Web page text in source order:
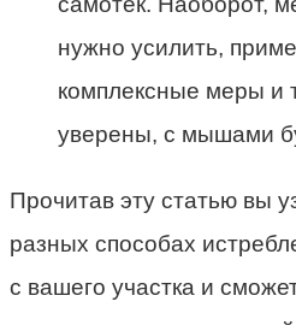
нужно усилить,
комплексные меры и
уверены, с мышами
Прочитав эту статью вы
разных способах
с вашего участка и